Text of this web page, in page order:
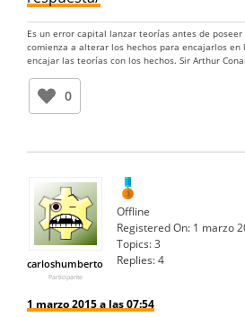
Es un error capital lanzar teorías antes de
comienza a alterar los hechos para encajarlos en
encajar las teorías con los hechos. Sir Arthur
0
carloshumberto
Participante
Offline
Registered On: 1 marzo
Topics:3
Replies:4
1 marzo 2015 a las 07:54